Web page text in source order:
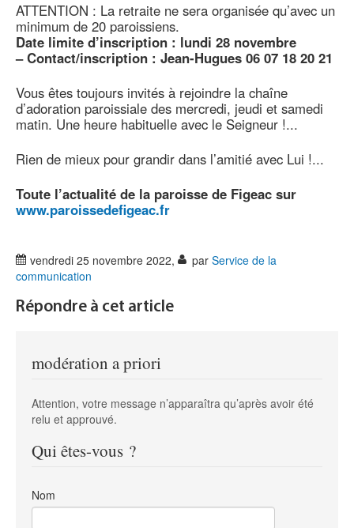
ATTENTION : La retraite ne sera organisée qu’avec un
minimum de 20 paroissiens.
Date limite d’inscription : lundi 28 novembre
– Contact/inscription : Jean-Hugues 06 07 18 20 21
Vous êtes toujours invités à rejoindre la chaîne
d’adoration paroissiale des mercredi, jeudi et samedi
matin. Une heure habituelle avec le Seigneur !...
Rien de mieux pour grandir dans l’amitié avec Lui !...
Toute l’actualité de la paroisse de Figeac sur
www.paroissedefigeac.fr
vendredi 25 novembre 2022, par Service de la
communication
Répondre à cet article
modération a priori
Attention, votre message n’apparaîtra qu’après avoir été
relu et approuvé.
Qui êtes-vous ?
Nom